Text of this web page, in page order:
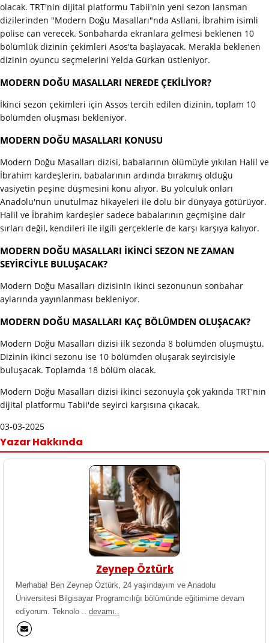
olacak. TRT'nin dijital platformu Tabii'nin yeni sezon lansman
dizilerinden "Modern Doğu Masalları"nda Asllani, İbrahim isimli
polise can verecek. Sonbaharda ekranlara gelmesi beklenen 10
bölümlük dizinin çekimleri Asos'ta başlayacak. Merakla beklenen
dizinin oyuncu seçmelerini Yelda Gürkan üstleniyor.
MODERN DOĞU MASALLARI NEREDE ÇEKİLİYOR?
İkinci sezon çekimleri için Assos tercih edilen dizinin, toplam 10
bölümden oluşması bekleniyor.
MODERN DOĞU MASALLARI KONUSU
Modern Doğu Masalları dizisi, babalarının ölümüyle yıkılan Halil ve
İbrahim kardeşlerin, babalarının ardında bırakmış olduğu
vasiyetin peşine düşmesini konu alıyor. Bu yolculuk onları
Anadolu'nun unutulmaz hikayeleri ile dolu bir dünyaya götürüyor.
Halil ve İbrahim kardeşler sadece babalarının geçmişine dair
sırları değil, kendileri ile ilgili gerçeklerle de karşı karşıya kalıyor.
MODERN DOĞU MASALLARI İKİNCİ SEZON NE ZAMAN
SEYİRCİYLE BULUŞACAK?
Modern Doğu Masalları dizisinin ikinci sezonunun sonbahar
aylarında yayınlanması bekleniyor.
MODERN DOĞU MASALLARI KAÇ BÖLÜMDEN OLUŞACAK?
Modern Doğu Masalları dizisi ilk sezonda 8 bölümden oluşmuştu.
Dizinin ikinci sezonu ise 10 bölümden oluşarak seyircisiyle
buluşacak. Toplamda 18 bölüm olacak.
Modern Doğu Masalları dizisi ikinci sezonuyla çok yakında TRT'nin
dijital platformu Tabii'de seyirci karşısına çıkacak.
03-03-2025
Yazar Hakkında
Zeynep Öztürk
Merhaba! Ben Zeynep Öztürk, 24 yaşındayım ve Anadolu
Üniversitesi Bilgisayar Programcılığı bölümünde eğitimime devam
ediyorum. Teknolo .. devamı..